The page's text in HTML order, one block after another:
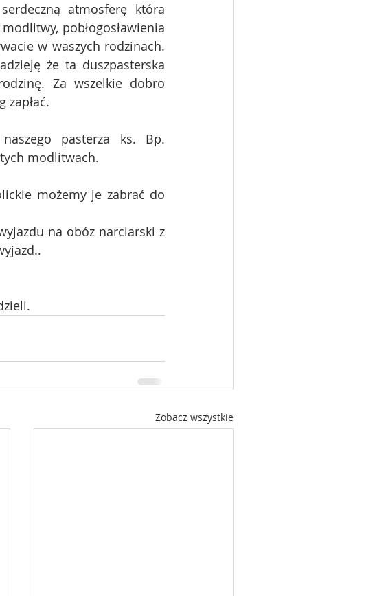
atmosferę która
pobłogosławienia
w waszych rodzinach.
że ta duszpasterska
Za wszelkie dobro
zapłać.
pasterza ks. Bp.
modlitwach.
możemy je zabrać do
na obóz narciarski z
Zobacz wszystkie